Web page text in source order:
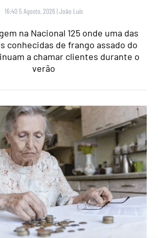
16:40 5 Agosto, 2026 |João Luís
na Nacional 125 onde uma das
conhecidas de frango assado do
a chamar clientes durante o
verão